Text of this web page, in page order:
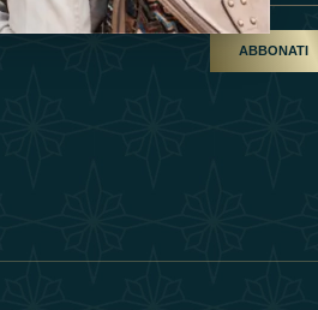
ABBONATI